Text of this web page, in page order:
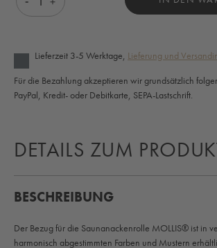
Lieferzeit 3-5 Werktage, Lieferung und
Für die Bezahlung akzeptieren wir grundsätzlich
PayPal, Kredit- oder Debitkarte, SEPA-Lastschrift.
DETAILS ZUM
BESCHREIBUNG
Der Bezug für die Saunanackenrolle MOLLIS® ist in
harmonisch abgestimmten Farben und Mustern